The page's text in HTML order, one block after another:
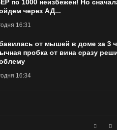
по 1000 неизбежен! Но
через АД...
16:31
от мышей в доме за 3
пробка от вина сразу
16:34